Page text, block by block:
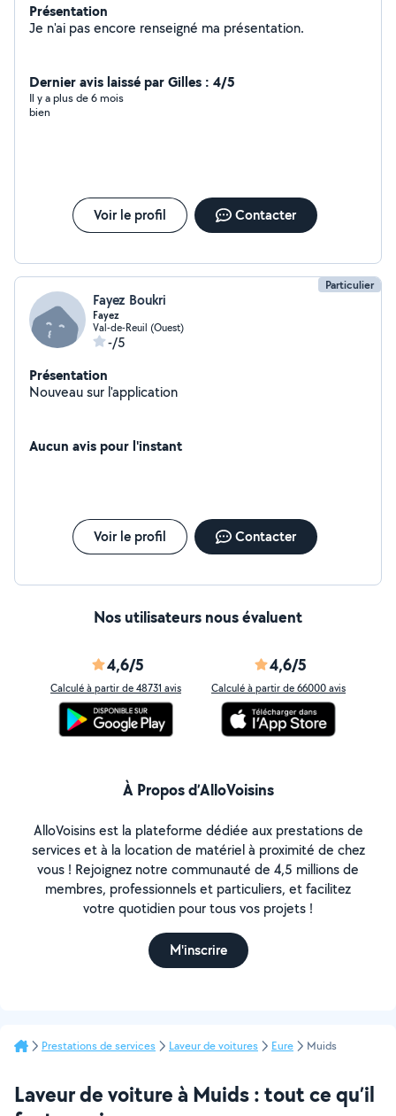
Présentation
Je n'ai pas encore renseigné ma présentation.
Dernier avis laissé par Gilles : 4/5
Il y a plus de 6 mois
bien
Voir le profil Contacter
Particulier
Fayez Boukri
Fayez
Val-de-Reuil (Ouest)
-/5
Présentation
Nouveau sur l'application
Aucun avis pour l'instant
Voir le profil Contacter
Nos utilisateurs nous évaluent
4,6/5
Calculé à partir de 48731 avis
4,6/5
Calculé à partir de 66000 avis
À Propos d’AlloVoisins
AlloVoisins est la plateforme dédiée aux prestations de
services et à la location de matériel à proximité de chez
vous ! Rejoignez notre communauté de 4,5 millions de
membres, professionnels et particuliers, et facilitez
votre quotidien pour tous vos projets !
M'inscrire
Prestations de services Laveur de voitures Eure Muids
Laveur de voiture à Muids : tout ce qu’il